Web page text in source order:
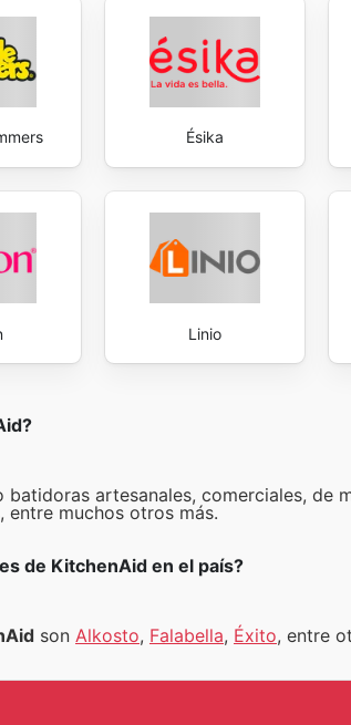
Ésika
Linio
artesanales, comerciales, de
entre muchos otros más.
de KitchenAid en el país?
son Alkosto, Falabella, Éxito, entre